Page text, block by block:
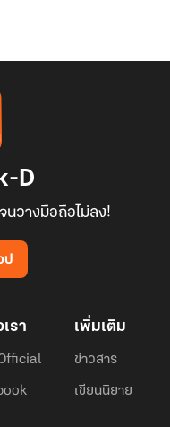
D
วางมือถือไม่ลง!
ป
รา เพิ่มเติม
ข่าวสาร
เขียนนิยาย